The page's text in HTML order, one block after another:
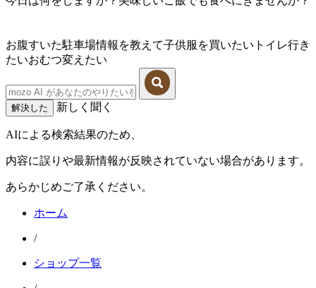
お腹すいた駐車場情報を教えて子供服を買いたい トイレ行き
たいおむつ変えたい
解決した 新しく聞く
AIによる検索結果のため、
内容に誤りや最新情報が反映されていない場合があります。
あらかじめご了承ください。
ホーム
/
ショップ一覧